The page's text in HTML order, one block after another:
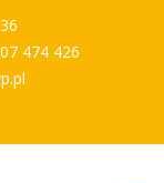
474 426